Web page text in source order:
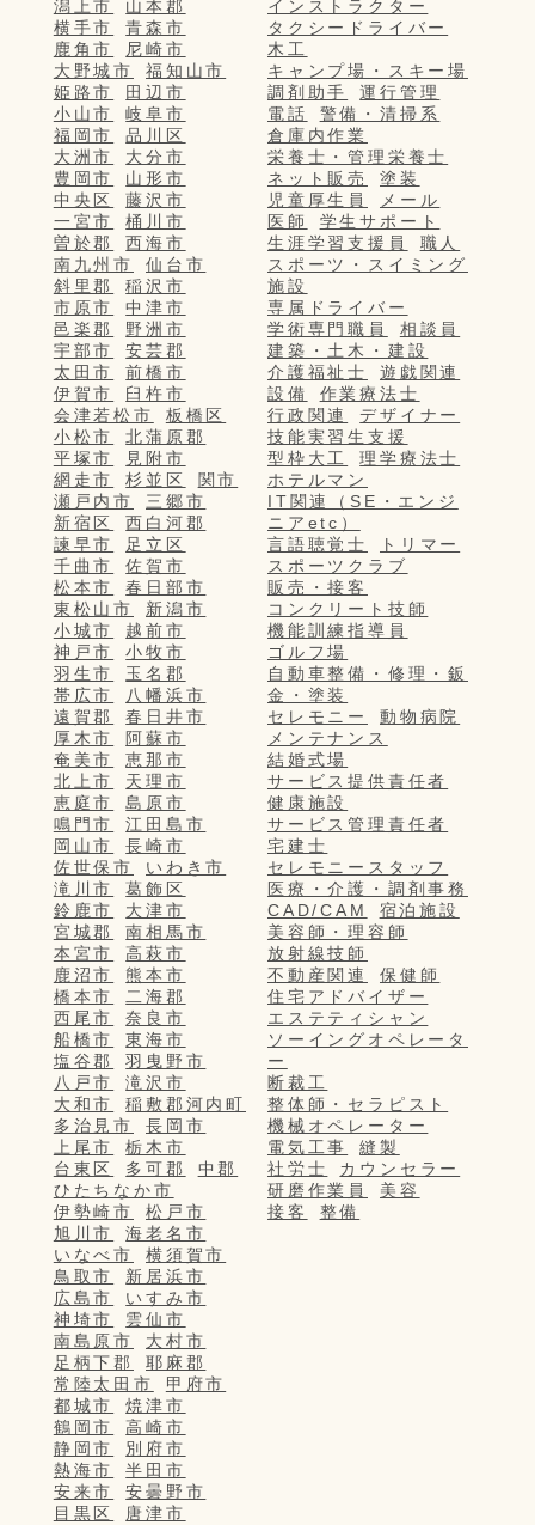
潟上市
山本郡
横手市
青森市
鹿角市
尼崎市
大野城市
福知山市
姫路市
田辺市
小山市
岐阜市
福岡市
品川区
大洲市
大分市
豊岡市
山形市
中央区
藤沢市
一宮市
桶川市
曽於郡
西海市
南九州市
仙台市
斜里郡
稲沢市
市原市
中津市
邑楽郡
野洲市
宇部市
安芸郡
太田市
前橋市
伊賀市
臼杵市
会津若松市
板橋区
小松市
北蒲原郡
平塚市
見附市
網走市
杉並区
関市
瀬戸内市
三郷市
新宿区
西白河郡
諫早市
足立区
千曲市
佐賀市
松本市
春日部市
東松山市
新潟市
小城市
越前市
神戸市
小牧市
羽生市
玉名郡
帯広市
八幡浜市
遠賀郡
春日井市
厚木市
阿蘇市
奄美市
恵那市
北上市
天理市
恵庭市
島原市
鳴門市
江田島市
岡山市
長崎市
佐世保市
いわき市
滝川市
葛飾区
鈴鹿市
大津市
宮城郡
南相馬市
本宮市
高萩市
鹿沼市
熊本市
橋本市
二海郡
西尾市
奈良市
船橋市
東海市
塩谷郡
羽曳野市
八戸市
滝沢市
大和市
稲敷郡河内町
多治見市
長岡市
上尾市
栃木市
台東区
多可郡
中郡
ひたちなか市
伊勢崎市
松戸市
旭川市
海老名市
いなべ市
横須賀市
鳥取市
新居浜市
広島市
いすみ市
神埼市
雲仙市
南島原市
大村市
足柄下郡
耶麻郡
常陸太田市
甲府市
都城市
焼津市
鶴岡市
高崎市
静岡市
別府市
熱海市
半田市
安来市
安曇野市
目黒区
唐津市
インストラクター
タクシードライバー
木工
キャンプ場・スキー場
調剤助手
運行管理
電話
警備・清掃系
倉庫内作業
栄養士・管理栄養士
ネット販売
塗装
児童厚生員
メール
医師
学生サポート
生涯学習支援員
職人
スポーツ・スイミング
施設
専属ドライバー
学術専門職員
相談員
建築・土木・建設
介護福祉士
遊戯関連
設備
作業療法士
行政関連
デザイナー
技能実習生支援
型枠大工
理学療法士
ホテルマン
IT関連（SE・エンジ
ニアetc）
言語聴覚士
トリマー
スポーツクラブ
販売・接客
コンクリート技師
機能訓練指導員
ゴルフ場
自動車整備・修理・鈑
金・塗装
セレモニー
動物病院
メンテナンス
結婚式場
サービス提供責任者
健康施設
サービス管理責任者
宅建士
セレモニースタッフ
医療・介護・調剤事務
CAD/CAM
宿泊施設
美容師・理容師
放射線技師
不動産関連
保健師
住宅アドバイザー
エステティシャン
ソーイングオペレータ
ー
断裁工
整体師・セラピスト
機械オペレーター
電気工事
縫製
社労士
カウンセラー
研磨作業員
美容
接客
整備